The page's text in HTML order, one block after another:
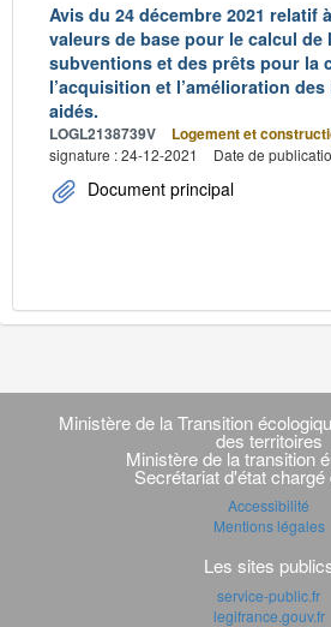
Avis du 24 décembre 2021 relatif
valeurs de base pour le calcul de
subventions et des prêts pour la
l’acquisition et l’amélioration
aidés.
LOGL2138739V Logement et
signature : 24-12-2021
Date de
Document principal
Navigation
transverse
Ministère de la Transition
des territoires
Ministère de la transition
Secrétariat d'état
Accessibilité
Mentions légales
Les sites
service-public.fr
legifrance.gouv.fr